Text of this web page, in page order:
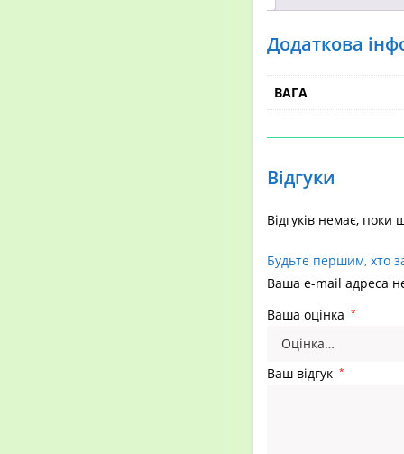
Додаткова
ВАГА
Відгуки
Відгуків немає, поки
Будьте першим, хто
Ваша e-mail адреса
Ваша оцінка *
Ваш відгук *